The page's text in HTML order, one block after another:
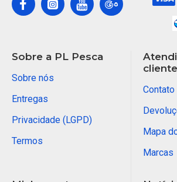
Sobre a PL Pesca
Sobre nós
Entregas
Privacidade (LGPD)
Termos
cliente
Contato
Mapa
Marcas